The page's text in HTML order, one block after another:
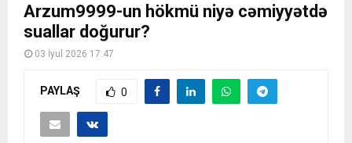
Arzum9999-un hökmü niyə cəmiyyətdə
suallar doğurur?
03 İyul 2026 17:47
PAYLAŞ 0